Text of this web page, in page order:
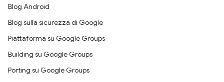
Blog Android
Blog sulla sicurezza di Google
Piattaforma su Google Groups
Building su Google Groups
Porting su Google Groups